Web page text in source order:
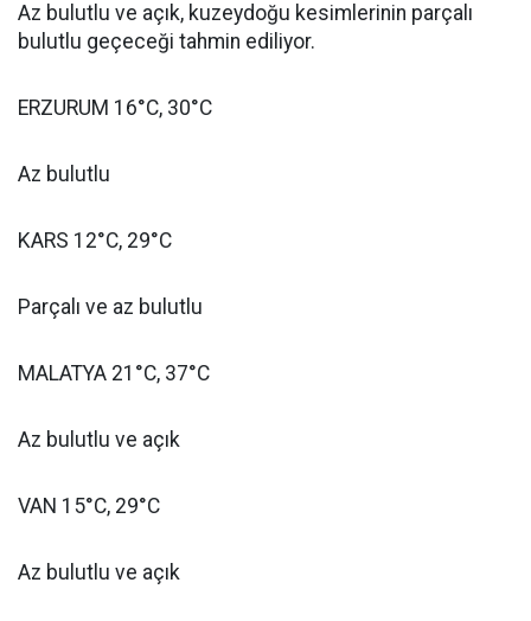
Az bulutlu ve açık, kuzeydoğu kesimlerinin parçalı
bulutlu geçeceği tahmin ediliyor.
ERZURUM 16°C, 30°C
Az bulutlu
KARS 12°C, 29°C
Parçalı ve az bulutlu
MALATYA 21°C, 37°C
Az bulutlu ve açık
VAN 15°C, 29°C
Az bulutlu ve açık